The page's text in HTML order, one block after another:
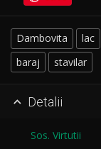
Dambovita lac
baraj
stavilar
 Detalii
Sos. Virtutii